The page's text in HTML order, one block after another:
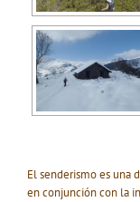
El senderismo es una
en conjunción con la